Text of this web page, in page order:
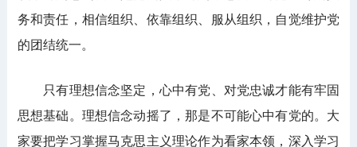
务和责任，相信组织、依靠组织、服从组织，自觉维护党
的团结统一。
只有理想信念坚定，心中有党、对党忠诚才能有牢固
思想基础。理想信念动摇了，那是不可能心中有党的。大
家要把学习掌握马克思主义理论作为看家本领，深入学习